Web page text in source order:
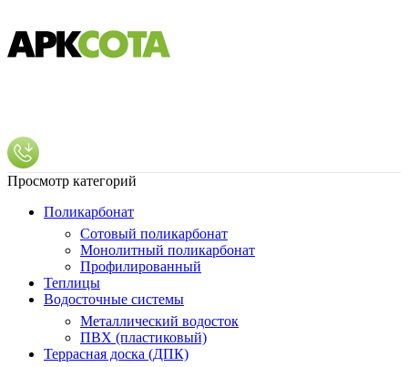
Просмотр категорий
Поликарбонат
Сотовый поликарбонат
Монолитный поликарбонат
Профилированный
Теплицы
Водосточные системы
Металлический водосток
ПВХ (пластиковый)
Террасная доска (ДПК)